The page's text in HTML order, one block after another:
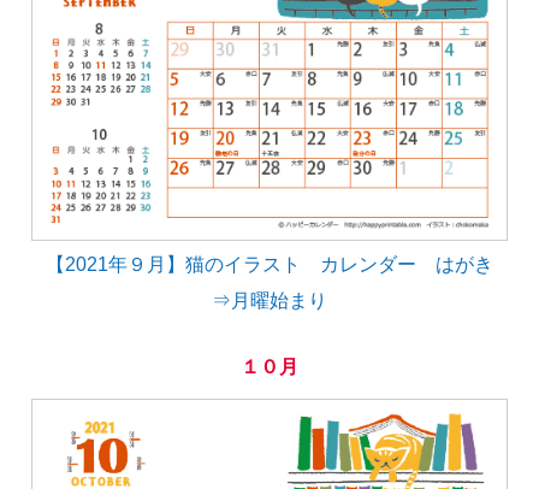
【2021年９月】猫のイラスト カレンダー はがき
⇒月曜始まり
１０月